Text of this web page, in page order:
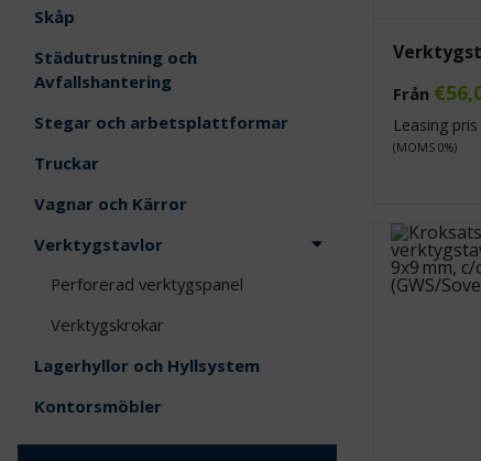
Skåp
Städutrustning och
Avfallshantering
Stegar och arbetsplattformar
Truckar
Vagnar och Kärror
Verktygstavlor
Perforerad verktygspanel
Verktygskrokar
Lagerhyllor och Hyllsystem
Kontorsmöbler
Från €
Leasing
(MOMS 0%)